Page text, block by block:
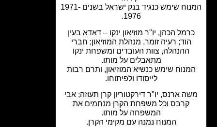
המנוח שימש כנגיד בנק ישראל בשנים 1971-
הכהן, יו"ר מוזיאון ינקו – דאדא בעין
הוד; רעיה זומר, מנהלת המוזיאון; חברי
ההנהלה, צוות העובדים ומשפחת ינקו
מתאבלים על מותו.
שימש כנשיא המוזיאון, ותרם רבות
לייסודו ולפיתוחו.
ארנס, יו"ר דירקטוריון קרן תעוזה; אבי
קרבס וכל משפחת הקרן מנחמים את
המשפחה על מותו.
המנוח נמנה עם מקימי הקרן.